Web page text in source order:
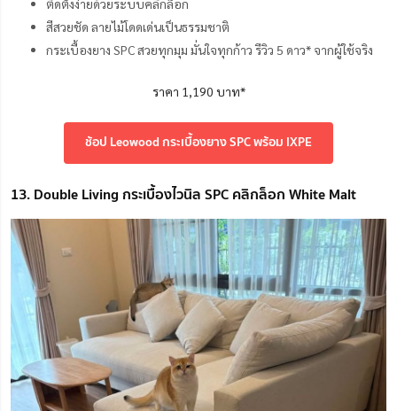
ติดตั้งง่ายด้วยระบบคลิกล็อก
สีสวยชัด ลายไม้โดดเด่นเป็นธรรมชาติ
กระเบื้องยาง SPC สวยทุกมุม มั่นใจทุกก้าว รีวิว 5 ดาว* จากผู้ใช้จริง
ราคา 1,190 บาท*
ช้อป Leowood กระเบื้องยาง SPC พร้อม IXPE
13. Double Living กระเบื้องไวนิล SPC คลิกล็อก White Malt